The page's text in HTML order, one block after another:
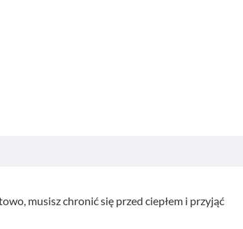
musisz chronić się przed ciepłem i przyjąć